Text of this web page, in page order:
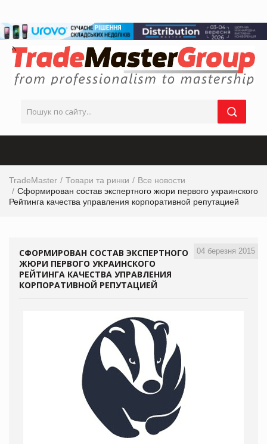
TradeMaster Товари та ринки
Все новости
Сформирован состав экспертного жюри первого украинского
Рейтинга качества управления корпоративной репутацией
04 березня 2015
СФОРМИРОВАН СОСТАВ ЭКСПЕРТНОГО
ЖЮРИ ПЕРВОГО УКРАИНСКОГО
РЕЙТИНГА КАЧЕСТВА УПРАВЛЕНИЯ
КОРПОРАТИВНОЙ РЕПУТАЦИЕЙ